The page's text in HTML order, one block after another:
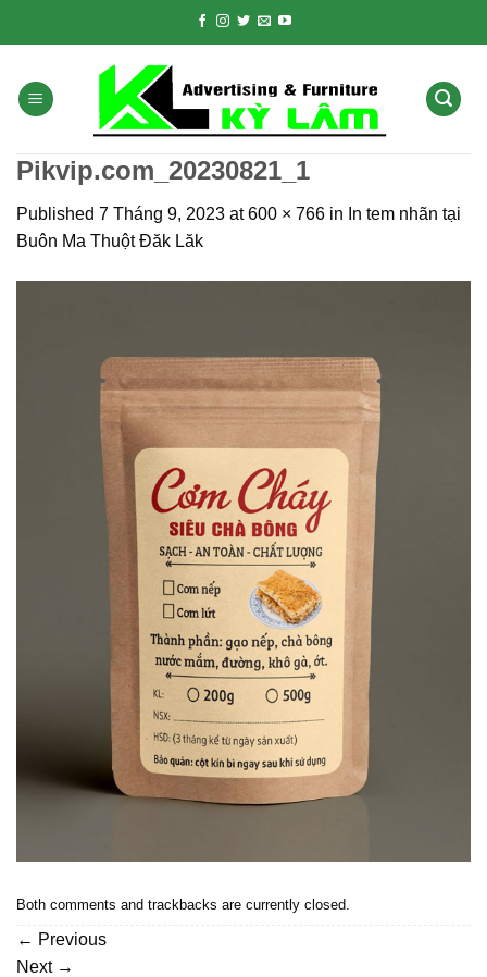
Pikvip.com_20230821_1
Published 7 Tháng 9, 2023 at600 × 766 in In tem nhãn tại
Buôn Ma Thuột Đăk Lăk
Both comments and trackbacks are currently closed.
← Previous
Next →